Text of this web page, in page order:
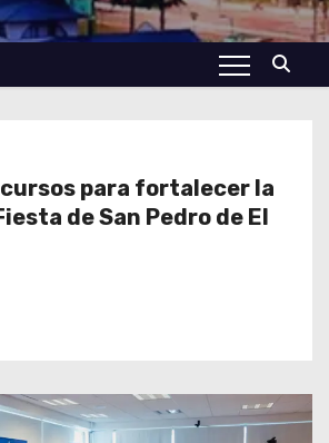
para fortalecer la
de San Pedro de El